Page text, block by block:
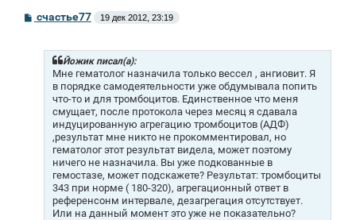
Ссчастье77 19 дек 2012, 23:19
Йожик писал(а):
Мне гематолог назначила только вессел , ангиовит. Я
в порядке самодеятельности уже обдумывала попить
что-то и для тромбоцитов. Единственное что меня
смущает, после протокола через месяц я сдавала
индуцированную агрегацию тромбоцитов (АДФ)
,результат мне никто не прокомментировал, но
гематолог этот результат видела, может поэтому
ничего не назначила. Вы уже подкованные в
гемостазе, может подскажете? Результат: тромбоциты
343 при норме ( 180-320), агрегационный ответ в
референсонм интервале, дезагрегация отсутствует.
Или на данный момент это уже не показательно?